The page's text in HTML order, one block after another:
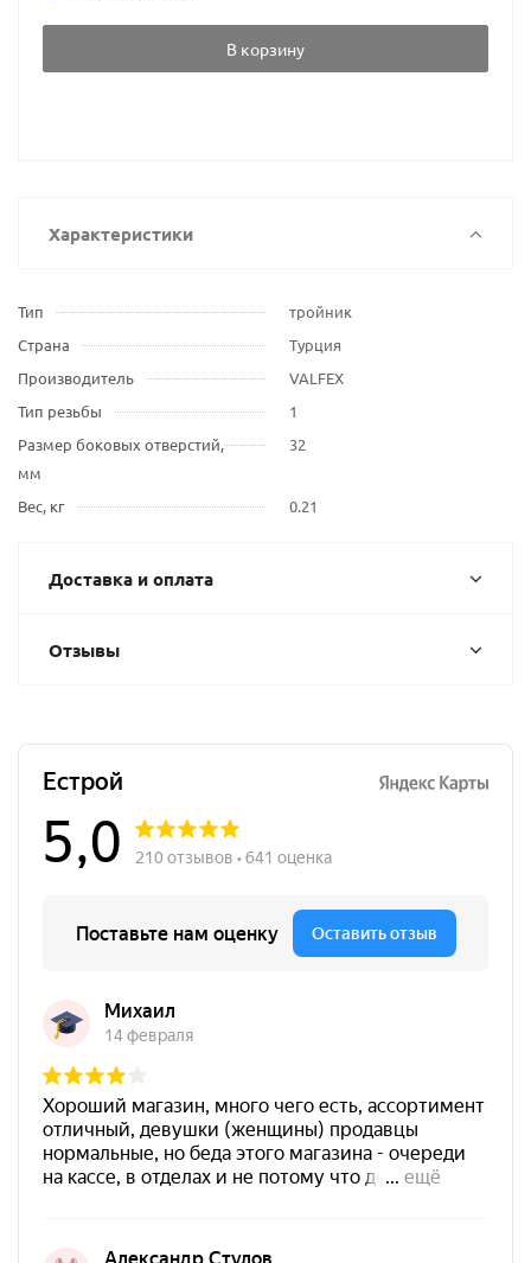
В корзину
Характеристики
Тип
тройник
Страна
Турция
Производитель
VALFEX
Тип резьбы
1
Размер боковых отверстий,
мм
32
Вес, кг 0.21
Доставка и оплата
Отзывы